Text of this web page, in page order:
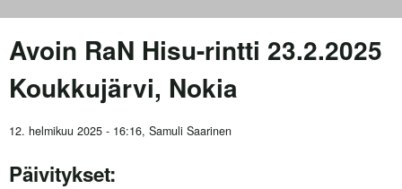
Avoin RaN Hisu-rintti 23.2.2025
Koukkujärvi, Nokia
12. helmikuu 2025 - 16:16, Samuli Saarinen
Päivitykset: